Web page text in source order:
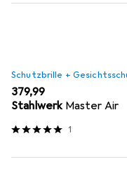
Schutzbrille +
EUR
379,99
Stahlwerk Master Air
1